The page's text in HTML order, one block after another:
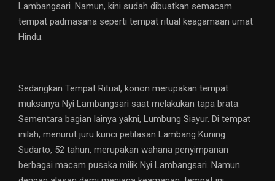
Lambangsari. Namun, kini sudah dibuatkan semacam
tempat padmasana seperti tempat ritual keagamaan umat
Hindu.
Sedangkan Tempat Ritual, konon merupakan tempat
muksanya Nyi Lambangsari saat melakukan tapa brata.
Sementara bagian lainya yakni, Lumbung Siayur. Di tempat
inilah, menurut juru kunci petilasan Lambang Kuning
Sudarto, 52 tahun, merupakan wahana penyimpanan
berbagai macam pusaka milik Nyi Lambangsari. Namun